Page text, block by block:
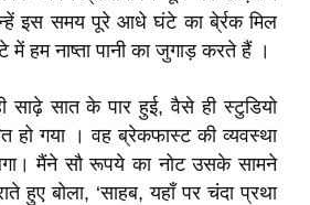
इस समय पूरे आधे घंटे का बे्र्रक मिल
हम नाष्ता पानी का जुगाड़ करते हैं ।
साढ़े सात के पार हुई, वैसे ही स्टुडियो
हो गया । वह ब्रेकफास्ट की व्यवस्था
मैंने सौ रूपये का नोट उसके सामने
हुए बोला, ‘साहब, यहाँ पर चंदा प्रथा